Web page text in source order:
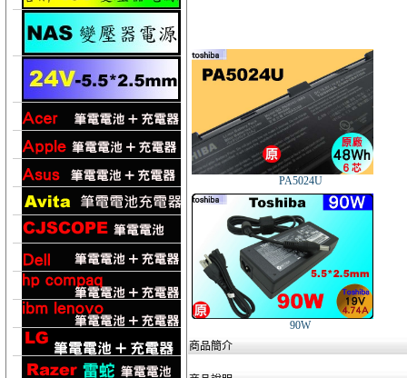
PA5024U
90W
商品簡介